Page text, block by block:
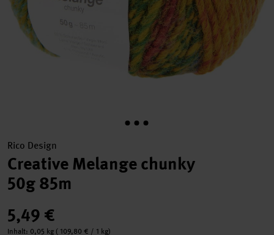
Rico Design
Creative Melange chunky
50g 85m
5,49 €
Inhalt: 0,05 kg ( 109,80 € / 1 kg)